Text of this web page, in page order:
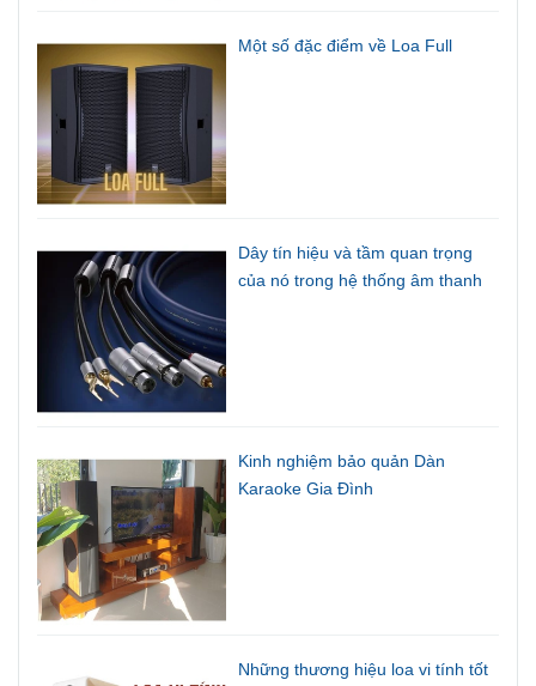
Một số đặc điểm về Loa Full
Dây tín hiệu và tầm quan trọng
của nó trong hệ thống âm thanh
Kinh nghiệm bảo quản Dàn
Karaoke Gia Đình
Những thương hiệu loa vi tính tốt